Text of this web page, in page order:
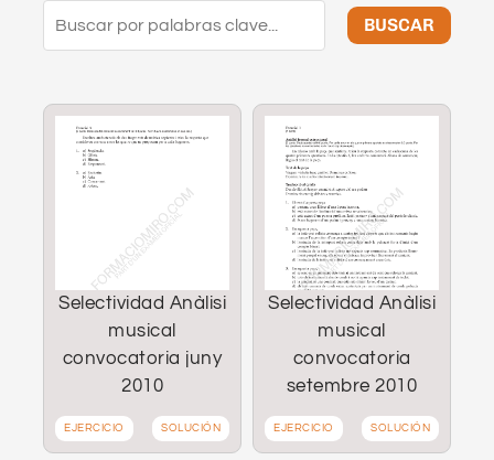
BUSCAR
Selectividad Anàlisi
musical
convocatoria juny
2010
EJERCICIO SOLUCIÓN
Selectividad Anàlisi
musical
convocatoria
setembre 2010
EJERCICIO SOLUCIÓN